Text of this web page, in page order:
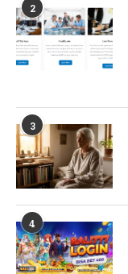
2
3
4